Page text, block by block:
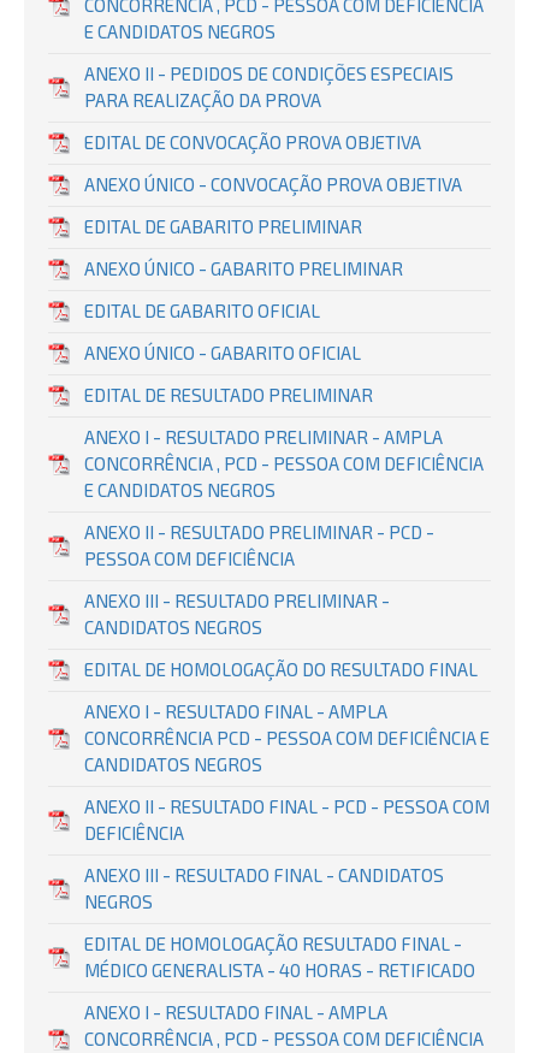
CONCORRÊNCIA , PCD - PESSOA COM DEFICIÊNCIA
E CANDIDATOS NEGROS
ANEXO II - PEDIDOS DE CONDIÇÕES ESPECIAIS
PARA REALIZAÇÃO DA PROVA
EDITAL DE CONVOCAÇÃO PROVA OBJETIVA
ANEXO ÚNICO - CONVOCAÇÃO PROVA OBJETIVA
EDITAL DE GABARITO PRELIMINAR
ANEXO ÚNICO - GABARITO PRELIMINAR
EDITAL DE GABARITO OFICIAL
ANEXO ÚNICO - GABARITO OFICIAL
EDITAL DE RESULTADO PRELIMINAR
ANEXO I - RESULTADO PRELIMINAR - AMPLA
CONCORRÊNCIA , PCD - PESSOA COM DEFICIÊNCIA
E CANDIDATOS NEGROS
ANEXO II - RESULTADO PRELIMINAR - PCD -
PESSOA COM DEFICIÊNCIA
ANEXO III - RESULTADO PRELIMINAR -
CANDIDATOS NEGROS
EDITAL DE HOMOLOGAÇÃO DO RESULTADO FINAL
ANEXO I - RESULTADO FINAL - AMPLA
CONCORRÊNCIA PCD - PESSOA COM DEFICIÊNCIA E
CANDIDATOS NEGROS
ANEXO II - RESULTADO FINAL - PCD - PESSOA COM
DEFICIÊNCIA
ANEXO III - RESULTADO FINAL - CANDIDATOS
NEGROS
EDITAL DE HOMOLOGAÇÃO RESULTADO FINAL -
MÉDICO GENERALISTA - 40 HORAS - RETIFICADO
ANEXO I - RESULTADO FINAL - AMPLA
CONCORRÊNCIA , PCD - PESSOA COM DEFICIÊNCIA